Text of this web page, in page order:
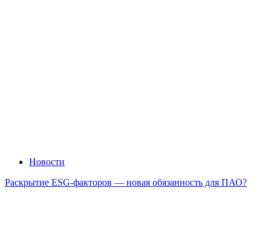
Новости
Раскрытие ESG-факторов — новая обязанность для ПАО?